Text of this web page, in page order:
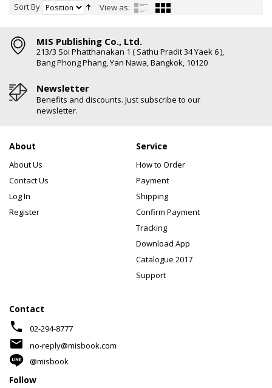
Sort By View as:
MIS Publishing Co., Ltd.
213/3 Soi Phatthanakan 1 ( Sathu Pradit 34 Yaek 6 ),
Bang Phong Phang, Yan Nawa, Bangkok, 10120
Newsletter
Benefits and discounts. Just subscribe to our
newsletter.
About
About Us
Contact Us
Log In
Register
Service
How to Order
Payment
Shipping
Confirm Payment
Tracking
Download App
Catalogue 2017
Support
Contact
phone 02-294-8777
mail
no-reply@misbook.com
@misbook
Follow